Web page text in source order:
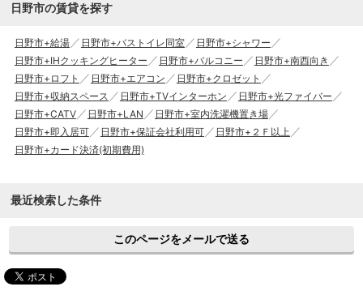
日野市の賃貸を探す
日野市+給湯 日野市+バストイレ同室
日野市+シャワー
日野市+IHクッキングヒーター
日野市+バルコニー
日野市+南西向き
日野市+ロフト
日野市+エアコン
日野市+クロゼット
日野市+収納スペース
日野市+TVインターホン
日野市+光ファイバー
日野市+CATV
日野市+LAN
日野市+室内洗濯機置き場
日野市+即入居可
日野市+保証会社利用可
日野市+２Ｆ以上
日野市+カード決済(初期費用)
最近検索した条件
このページをメールで送る